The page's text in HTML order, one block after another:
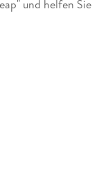
und helfen Sie